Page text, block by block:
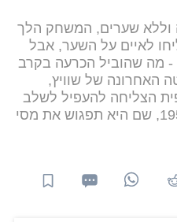
וללא שערים, המשחק הלך
לאיים על השער, אבל
מה שהוביל הכרעה בקרב
האחרונה של שוויץ,
הצליחה להעפיל לשלב
רבע הגמר לראשונה מאז 1954, שם היא תפגוש את מסי